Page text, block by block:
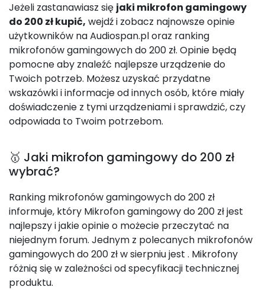
Jeżeli zastanawiasz się jaki mikrofon gamingowy
do 200 zł kupić, wejdź i zobacz najnowsze opinie
użytkowników na Audiospan.pl oraz ranking
mikrofonów gamingowych do 200 zł. Opinie będą
pomocne aby znaleźć najlepsze urządzenie do
Twoich potrzeb. Możesz uzyskać przydatne
wskazówki i informacje od innych osób, które miały
doświadczenie z tymi urządzeniami i sprawdzić, czy
odpowiada to Twoim potrzebom.
🥇 Jaki mikrofon gamingowy do 200 zł
wybrać?
Ranking mikrofonów gamingowych do 200 zł
informuje, który Mikrofon gamingowy do 200 zł jest
najlepszy i jakie opinie o możecie przeczytać na
niejednym forum. Jednym z polecanych mikrofonów
gamingowych do 200 zł w sierpniu jest . Mikrofony
różnią się w zależności od specyfikacji technicznej
produktu.